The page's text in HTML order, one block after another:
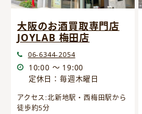
大阪のお酒買取専門店
JOYLAB 梅田店
06-6344-2054
10:00 ～ 19:00
定休日：毎週木曜日
アクセス:北新地駅・西梅田駅から
徒歩約5分